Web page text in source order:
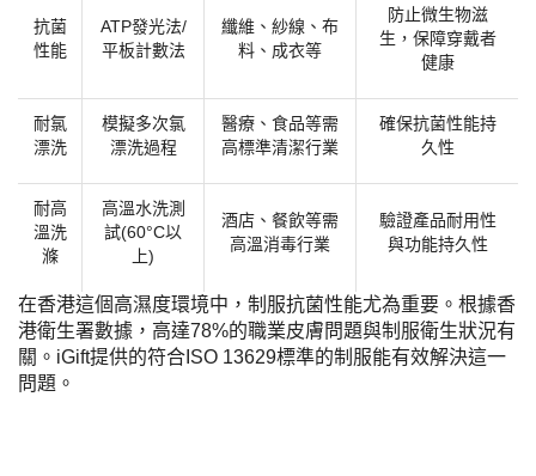
抗菌
性能
ATP發光法/
平板計數法
纖維、紗線、布
料、成衣等
防止微生物滋
生，保障穿戴者
健康
耐氯
漂洗
模擬多次氯
漂洗過程
醫療、食品等需
高標準清潔行業
確保抗菌性能持
久性
耐高
溫洗
滌
高溫水洗測
試(60°C以
上)
酒店、餐飲等需
高溫消毒行業
驗證產品耐用性
與功能持久性
在香港這個高濕度環境中，制服抗菌性能尤為重要。根據香
港衛生署數據，高達78%的職業皮膚問題與制服衛生狀況有
關。iGift提供的符合ISO 13629標準的制服能有效解決這一
問題。